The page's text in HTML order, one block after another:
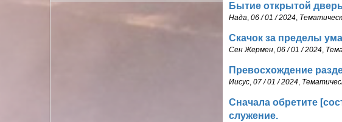
Бытие открытой
Нада, 06 / 01 / 2024,
Скачок за пределы
Сен Жермен, 06 / 01 / 2024,
Превосхождение
Иисус, 07 / 01 / 2024,
Сначала обретите
служение.